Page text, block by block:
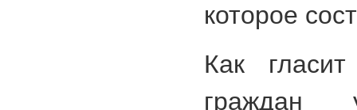
которое
Как
граждан